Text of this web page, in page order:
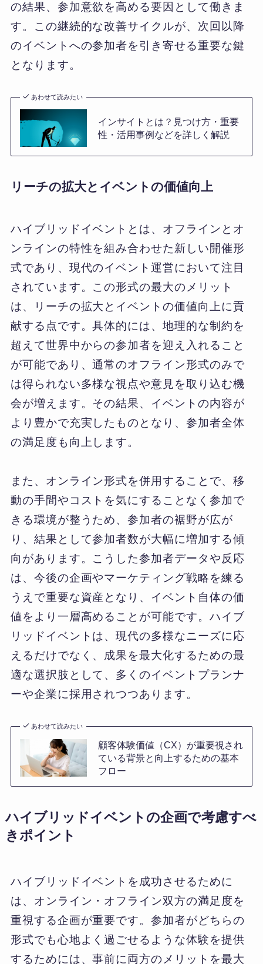
の結果、参加意欲を高める要因として働きま
す。この継続的な改善サイクルが、次回以降
のイベントへの参加者を引き寄せる重要な鍵
となります。
あわせて読みたい
インサイトとは？見つけ方・重要
性・活用事例などを詳しく解説
リーチの拡大とイベントの価値向上
ハイブリッドイベントとは、オフラインとオ
ンラインの特性を組み合わせた新しい開催形
式であり、現代のイベント運営において注目
されています。この形式の最大のメリット
は、リーチの拡大とイベントの価値向上に貢
献する点です。具体的には、地理的な制約を
超えて世界中からの参加者を迎え入れること
が可能であり、通常のオフライン形式のみで
は得られない多様な視点や意見を取り込む機
会が増えます。その結果、イベントの内容が
より豊かで充実したものとなり、参加者全体
の満足度も向上します。
また、オンライン形式を併用することで、移
動の手間やコストを気にすることなく参加で
きる環境が整うため、参加者の裾野が広が
り、結果として参加者数が大幅に増加する傾
向があります。こうした参加者データや反応
は、今後の企画やマーケティング戦略を練る
うえで重要な資産となり、イベント自体の価
値をより一層高めることが可能です。ハイブ
リッドイベントは、現代の多様なニーズに応
えるだけでなく、成果を最大化するための最
適な選択肢として、多くのイベントプランナ
ーや企業に採用されつつあります。
あわせて読みたい
顧客体験価値（CX）が重要視され
ている背景と向上するための基本
フロー
ハイブリッドイベントの企画で考慮すべ
きポイント
ハイブリッドイベントを成功させるために
は、オンライン・オフライン双方の満足度を
重視する企画が重要です。参加者がどちらの
形式でも心地よく過ごせるような体験を提供
するためには、事前に両方のメリットを最大